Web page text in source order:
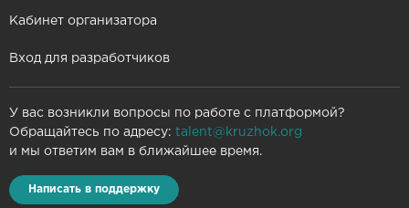
Кабинет организатора
Вход для разработчиков
У вас возникли вопросы по работе с платформой?
Обращайтесь по адресу: talent@kruzhok.org
и мы ответим вам в ближайшее время.
Написать в поддержку